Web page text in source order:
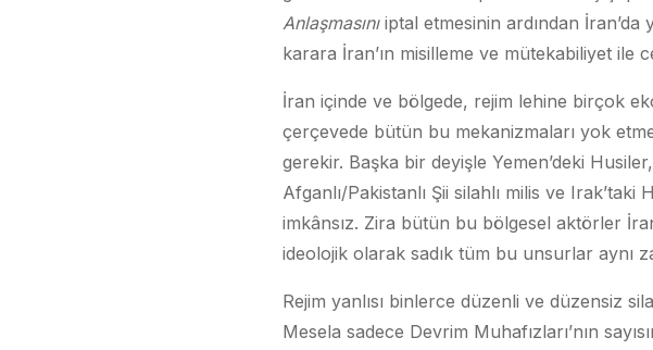
Anlaşmasınıiptal etmesinin ardından
karara İran’ın misilleme ve mütekabiliyet
İran içinde ve bölgede, rejim lehine birçok
çerçevede bütün bu mekanizmaları yok
gerekir. Başka bir deyişle Yemen’deki
Afganlı/Pakistanlı Şii silahlı milis ve
imkânsız. Zira bütün bu bölgesel aktörler
ideolojik olarak sadık tüm bu unsurlar aynı
Rejim yanlısı binlerce düzenli ve düzensiz
Mesela sadece Devrim Muhafızları’nın